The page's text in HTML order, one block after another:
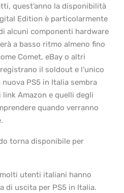
quest’anno la disponibilità
Edition è particolarmente
alcuni componenti hardware
a basso ritmo almeno fino
Comet, eBay o altri
il soldout e l’unico
PS5 in Italia sembra
Amazon e quelli degli
quando verranno
torna disponibile per
utenti italiani hanno
di uscita per PS5 in Italia.